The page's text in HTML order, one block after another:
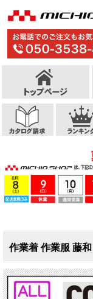
作業着 作業服 藤